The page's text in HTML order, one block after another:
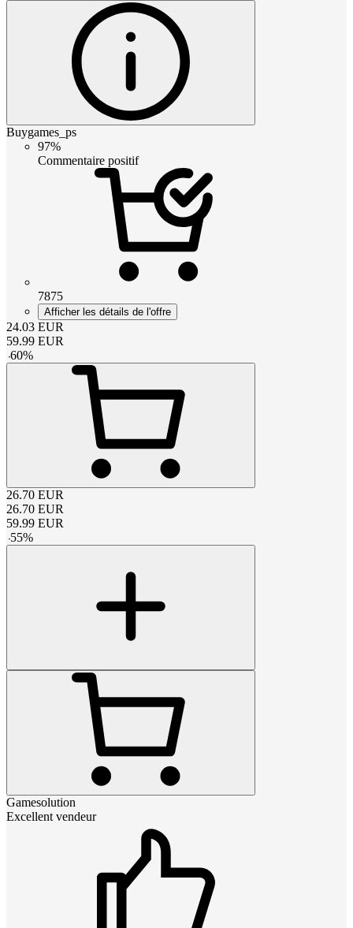
Buygames_ps
97%
Commentaire positif
7875
Afficher les détails de l'offre
24.03 EUR
59.99 EUR
-60%
26.70 EUR
26.70 EUR
59.99 EUR
-55%
Gamesolution
Excellent vendeur